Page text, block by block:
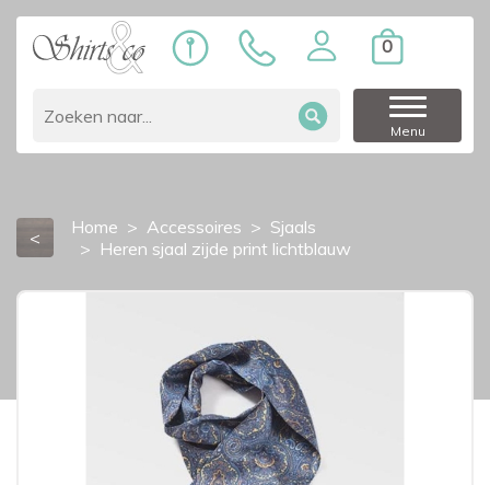
0
Menu
< Home Accessoires
Sjaals
Heren sjaal zijde print lichtblauw